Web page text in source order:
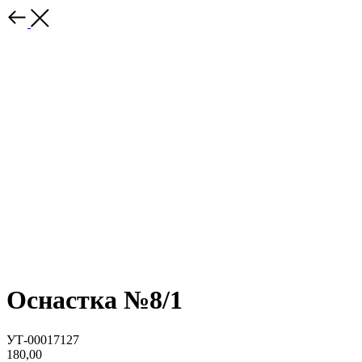
Оснастка №8/1
УТ-00017127
180,00